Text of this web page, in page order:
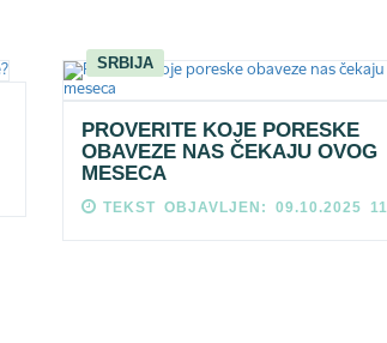
SRBIJA
PROVERITE KOJE PORESKE
OBAVEZE NAS ČEKAJU OVOG
MESECA
TEKST OBJAVLJEN: 09.10.2025